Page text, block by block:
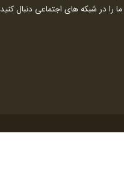
ما را در شبکه های اجتماعی دنبال کنید